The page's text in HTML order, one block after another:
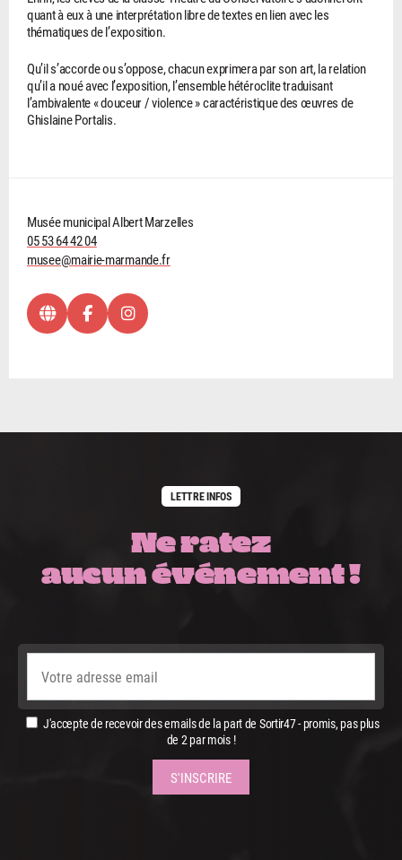
quant à eux à une interprétation libre de textes en lien avec les
thématiques de l’exposition.
Qu’il s’accorde ou s’oppose, chacun exprimera par son art, la relation
qu’il a noué avec l’exposition, l’ensemble hétéroclite traduisant
l’ambivalente « douceur / violence » caractéristique des œuvres de
Ghislaine Portalis.
Musée municipal Albert Marzelles
05 53 64 42 04
musee@mairie-marmande.fr
LETTRE INFOS
Ne ratez
aucun événement !
J'accepte de recevoir des emails de la part de Sortir47 - promis, pas plus
de 2 par mois !